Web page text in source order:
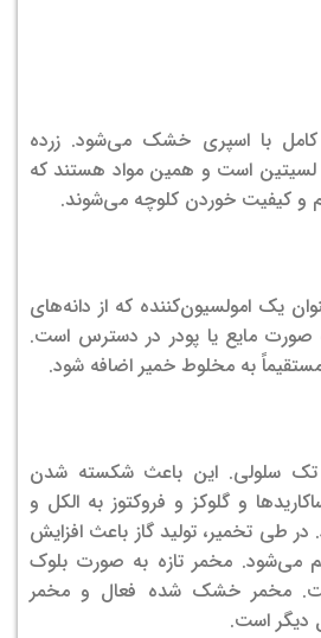
با اسپری خشک می‌شود. زرده
است و همین مواد هستند که
و کیفیت خوردن کلوچه می‌شوند.
یک امولسیون‌کننده که از دانه‌های
صورت مایع یا پودر در دسترس است.
به مخلوط خمیر اضافه شود.
تک سلولی. این باعث شکسته شدن
و گلوکز و فروکتوز به الکل و
طی تخمیر، تولید گاز باعث افزایش
می‌شود. مخمر تازه به صورت بلوک
مخمر خشک شده فعال و مخمر
دیگر است.